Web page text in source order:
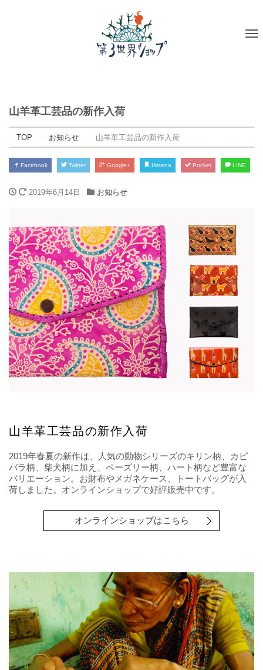
山羊革工芸品の新作入荷
TOP お知らせ 山羊革工芸品の新作入荷
Facebook Twitter Google+ Hatena Pocket LINE
2019年6月14日 お知らせ
山羊革工芸品の新作入荷
2019年春夏の新作は、人気の動物シリーズのキリン柄、カピ
バラ柄、柴犬柄に加え、ペーズリー柄、ハート柄など豊富な
バリエーション。お財布やメガネケース、トートバッグが入
荷しました。オンラインショップで好評販売中です。
オンラインショップはこちら